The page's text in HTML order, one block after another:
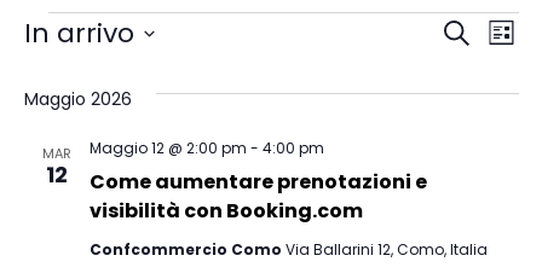
Eventi CercaLista
In arrivo
la
Maggio 2026
MAR
12
Come aumentare prenotazioni e
visibilità con Booking.com
Maggio 12 @ 2:00 pm - 4:00 pm
Confcommercio Como Via Ballarini 12, Como, Italia